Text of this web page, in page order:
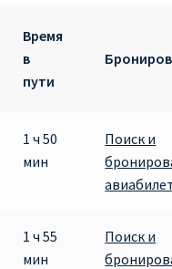
Время
в
пути
1 ч 50
мин
Поиск и
1 ч 55
мин
Поиск и